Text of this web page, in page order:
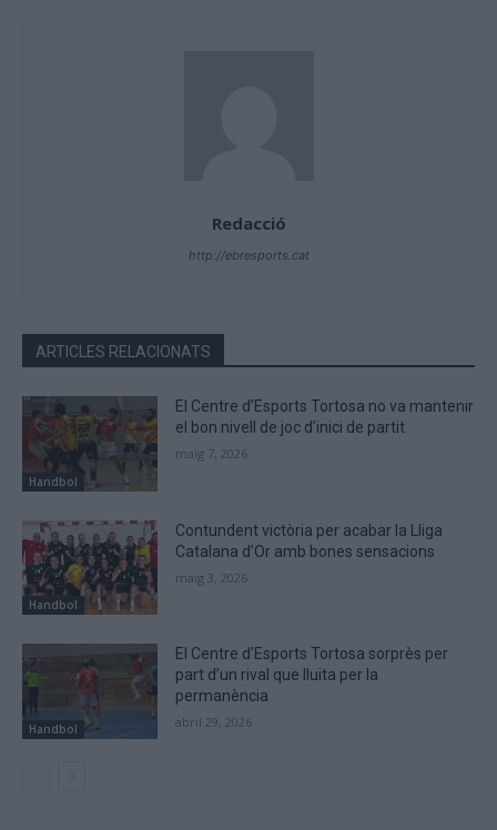
Redacció
http://ebresports.cat
ARTICLES RELACIONATS
Handbol
El Centre d’Esports Tortosa no va mantenir
el bon nivell de joc d’inici de partit
maig 7, 2026
Handbol
Contundent victòria per acabar la Lliga
Catalana d’Or amb bones sensacions
maig 3, 2026
Handbol
El Centre d’Esports Tortosa sorprès per
part d’un rival que lluita per la
permanència
abril 29, 2026